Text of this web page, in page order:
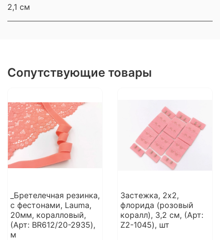
2,1 см
Сопутствующие товары
_Бретелечная резинка,
с фестонами, Lauma,
20мм, коралловый,
(Арт: BR612/20-2935),
м
Застежка, 2x2,
флорида (розовый
коралл), 3,2 см, (Арт:
Z2-1045), шт